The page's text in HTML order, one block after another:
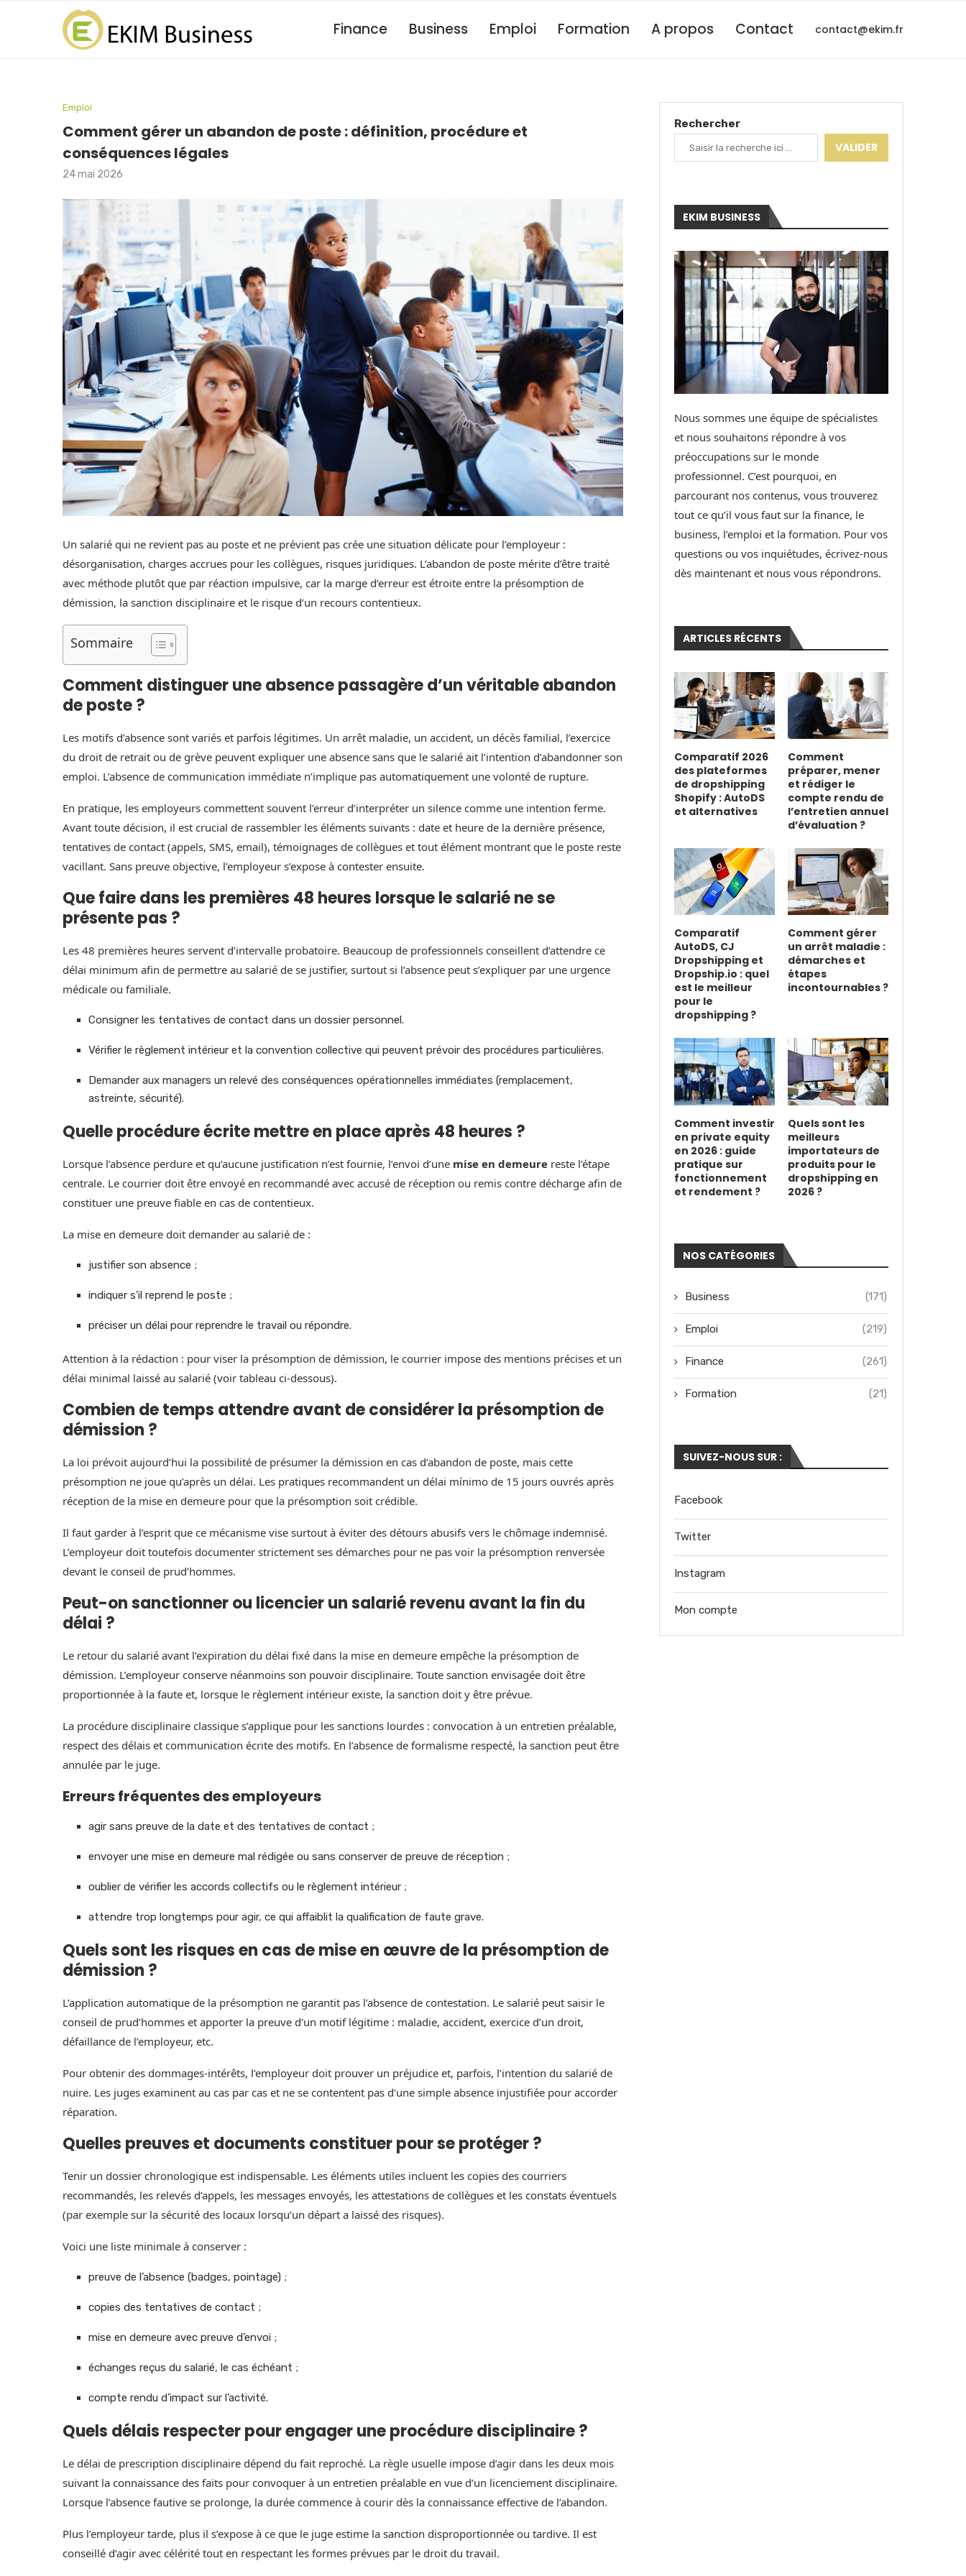
Finance Business Emploi Formation A propos Contact contact@ekim.fr
Emploi
Comment gérer un abandon de poste : définition, procédure et
conséquences légales
24 mai 2026
Un salarié qui ne revient pas au poste et ne prévient pas crée une situation délicate pour l’employeur :
désorganisation, charges accrues pour les collègues, risques juridiques. L’abandon de poste mérite d’être traité
avec méthode plutôt que par réaction impulsive, car la marge d’erreur est étroite entre la présomption de
démission, la sanction disciplinaire et le risque d’un recours contentieux.
Sommaire
Comment distinguer une absence passagère d’un véritable abandon
de poste ?
Les motifs d’absence sont variés et parfois légitimes. Un arrêt maladie, un accident, un décès familial, l’exercice
du droit de retrait ou de grève peuvent expliquer une absence sans que le salarié ait l’intention d’abandonner son
emploi. L’absence de communication immédiate n’implique pas automatiquement une volonté de rupture.
En pratique, les employeurs commettent souvent l’erreur d’interpréter un silence comme une intention ferme.
Avant toute décision, il est crucial de rassembler les éléments suivants : date et heure de la dernière présence,
tentatives de contact (appels, SMS, email), témoignages de collègues et tout élément montrant que le poste reste
vacillant. Sans preuve objective, l’employeur s’expose à contester ensuite.
Que faire dans les premières 48 heures lorsque le salarié ne se
présente pas ?
Les 48 premières heures servent d’intervalle probatoire. Beaucoup de professionnels conseillent d’attendre ce
délai minimum afin de permettre au salarié de se justifier, surtout si l’absence peut s’expliquer par une urgence
médicale ou familiale.
Consigner les tentatives de contact dans un dossier personnel.
Vérifier le règlement intérieur et la convention collective qui peuvent prévoir des procédures particulières.
Demander aux managers un relevé des conséquences opérationnelles immédiates (remplacement,
astreinte, sécurité).
Quelle procédure écrite mettre en place après 48 heures ?
Lorsque l’absence perdure et qu’aucune justification n’est fournie, l’envoi d’une mise en demeure reste l’étape
centrale. Le courrier doit être envoyé en recommandé avec accusé de réception ou remis contre décharge afin de
constituer une preuve fiable en cas de contentieux.
La mise en demeure doit demander au salarié de :
justifier son absence ;
indiquer s’il reprend le poste ;
préciser un délai pour reprendre le travail ou répondre.
Attention à la rédaction : pour viser la présomption de démission, le courrier impose des mentions précises et un
délai minimal laissé au salarié (voir tableau ci-dessous).
Combien de temps attendre avant de considérer la présomption de
démission ?
La loi prévoit aujourd’hui la possibilité de présumer la démission en cas d’abandon de poste, mais cette
présomption ne joue qu’après un délai. Les pratiques recommandent un délai mínimo de 15 jours ouvrés après
réception de la mise en demeure pour que la présomption soit crédible.
Il faut garder à l’esprit que ce mécanisme vise surtout à éviter des détours abusifs vers le chômage indemnisé.
L’employeur doit toutefois documenter strictement ses démarches pour ne pas voir la présomption renversée
devant le conseil de prud’hommes.
Peut-on sanctionner ou licencier un salarié revenu avant la fin du
délai ?
Le retour du salarié avant l’expiration du délai fixé dans la mise en demeure empêche la présomption de
démission. L’employeur conserve néanmoins son pouvoir disciplinaire. Toute sanction envisagée doit être
proportionnée à la faute et, lorsque le règlement intérieur existe, la sanction doit y être prévue.
La procédure disciplinaire classique s’applique pour les sanctions lourdes : convocation à un entretien préalable,
respect des délais et communication écrite des motifs. En l’absence de formalisme respecté, la sanction peut être
annulée par le juge.
Erreurs fréquentes des employeurs
agir sans preuve de la date et des tentatives de contact ;
envoyer une mise en demeure mal rédigée ou sans conserver de preuve de réception ;
oublier de vérifier les accords collectifs ou le règlement intérieur ;
attendre trop longtemps pour agir, ce qui affaiblit la qualification de faute grave.
Quels sont les risques en cas de mise en œuvre de la présomption de
démission ?
L’application automatique de la présomption ne garantit pas l’absence de contestation. Le salarié peut saisir le
conseil de prud’hommes et apporter la preuve d’un motif légitime : maladie, accident, exercice d’un droit,
défaillance de l’employeur, etc.
Pour obtenir des dommages-intérêts, l’employeur doit prouver un préjudice et, parfois, l’intention du salarié de
nuire. Les juges examinent au cas par cas et ne se contentent pas d’une simple absence injustifiée pour accorder
réparation.
Quelles preuves et documents constituer pour se protéger ?
Tenir un dossier chronologique est indispensable. Les éléments utiles incluent les copies des courriers
recommandés, les relevés d’appels, les messages envoyés, les attestations de collègues et les constats éventuels
(par exemple sur la sécurité des locaux lorsqu’un départ a laissé des risques).
Voici une liste minimale à conserver :
preuve de l’absence (badges, pointage) ;
copies des tentatives de contact ;
mise en demeure avec preuve d’envoi ;
échanges reçus du salarié, le cas échéant ;
compte rendu d’impact sur l’activité.
Quels délais respecter pour engager une procédure disciplinaire ?
Le délai de prescription disciplinaire dépend du fait reproché. La règle usuelle impose d’agir dans les deux mois
suivant la connaissance des faits pour convoquer à un entretien préalable en vue d’un licenciement disciplinaire.
Lorsque l’absence fautive se prolonge, la durée commence à courir dès la connaissance effective de l’abandon.
Plus l’employeur tarde, plus il s’expose à ce que le juge estime la sanction disproportionnée ou tardive. Il est
conseillé d’agir avec célérité tout en respectant les formes prévues par le droit du travail.
Rechercher
VALIDER
EKIM BUSINESS
Nous sommes une équipe de spécialistes
et nous souhaitons répondre à vos
préoccupations sur le monde
professionnel. C’est pourquoi, en
parcourant nos contenus, vous trouverez
tout ce qu’il vous faut sur la finance, le
business, l’emploi et la formation. Pour vos
questions ou vos inquiétudes, écrivez-nous
dès maintenant et nous vous répondrons.
ARTICLES RÉCENTS
Comparatif 2026
des plateformes
de dropshipping
Shopify : AutoDS
et alternatives
Comment
préparer, mener
et rédiger le
compte rendu de
l’entretien annuel
d’évaluation ?
Comparatif
AutoDS, CJ
Dropshipping et
Dropship.io : quel
est le meilleur
pour le
dropshipping ?
Comment gérer
un arrêt maladie :
démarches et
étapes
incontournables ?
Comment investir
en private equity
en 2026 : guide
pratique sur
fonctionnement
et rendement ?
Quels sont les
meilleurs
importateurs de
produits pour le
dropshipping en
2026 ?
NOS CATÉGORIES
Business (171)
Emploi (219)
Finance (261)
Formation (21)
SUIVEZ-NOUS SUR :
Facebook
Twitter
Instagram
Mon compte